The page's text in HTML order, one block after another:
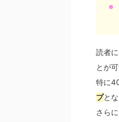
読者
とが
特に
プとな
さら